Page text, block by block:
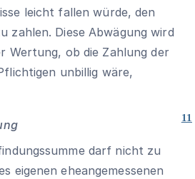
leicht fallen würde, den
zahlen. Diese Abwägung wird
Wertung, ob die Zahlung der
unbillig wäre,
11
darf nicht zu
eigenen eheangemessenen